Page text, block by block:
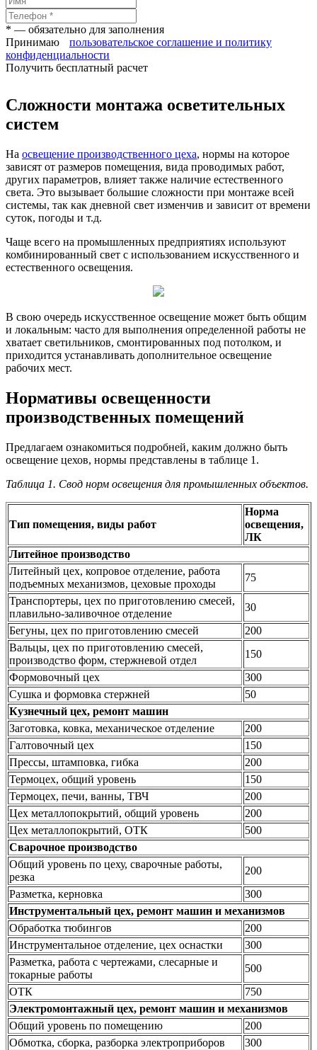
* — обязательно для заполнения
Принимаю
пользовательское соглашение и политику
конфиденциальности
Получить бесплатный расчет
Сложности монтажа осветительных
систем
На освещение производственного цеха, нормы на которое
зависят от размеров помещения, вида проводимых работ,
других параметров, влияет также наличие естественного
света. Это вызывает большие сложности при монтаже всей
системы, так как дневной свет изменчив и зависит от времени
суток, погоды и т.д.
Чаще всего на промышленных предприятиях используют
комбинированный свет с использованием искусственного и
естественного освещения.
В свою очередь искусственное освещение может быть общим
и локальным: часто для выполнения определенной работы не
хватает светильников, смонтированных под потолком, и
приходится устанавливать дополнительное освещение
рабочих мест.
Нормативы освещенности
производственных помещений
Предлагаем ознакомиться подробней, каким должно быть
освещение цехов, нормы представлены в таблице 1.
Таблица 1. Свод норм освещения для промышленных объектов.
Тип помещения, виды работ
Норма
освещения,
ЛК
Литейное производство
Литейный цех, копровое отделение, работа
подъемных механизмов, цеховые проходы
75
Транспортеры, цех по приготовлению смесей,
плавильно-заливочное отделение
30
Бегуны, цех по приготовлению смесей
200
Вальцы, цех по приготовлению смесей,
производство форм, стержневой отдел
150
Формовочный цех
300
Сушка и формовка стержней
50
Кузнечный цех, ремонт машин
Заготовка, ковка, механическое отделение
200
Галтовочный цех
150
Прессы, штамповка, гибка
200
Термоцех, общий уровень
150
Термоцех, печи, ванны, ТВЧ
200
Цех металлопокрытий, общий уровень
200
Цех металлопокрытий, ОТК
500
Сварочное производство
Общий уровень по цеху, сварочные работы,
резка
200
Разметка, керновка
300
Инструментальный цех, ремонт машин и механизмов
Обработка тюбингов
200
Инструментальное отделение, цех оснастки
300
Разметка, работа с чертежами, слесарные и
токарные работы
500
ОТК
750
Электромонтажный цех, ремонт машин и механизмов
Общий уровень по помещению
200
Обмотка, сборка, разборка электроприборов
300